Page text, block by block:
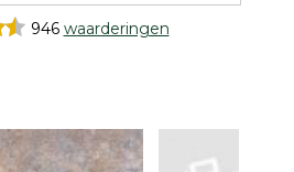
946 waarderingen